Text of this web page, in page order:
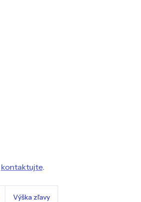
kontaktujte.
Výška zľavy